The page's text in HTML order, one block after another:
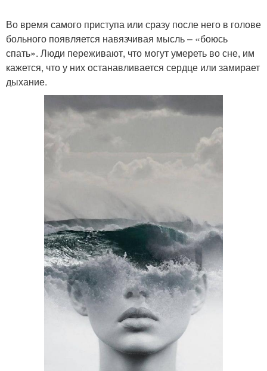
Во время самого приступа или сразу после него в голове
больного появляется навязчивая мысль – «боюсь
спать». Люди переживают, что могут умереть во сне, им
кажется, что у них останавливается сердце или замирает
дыхание.